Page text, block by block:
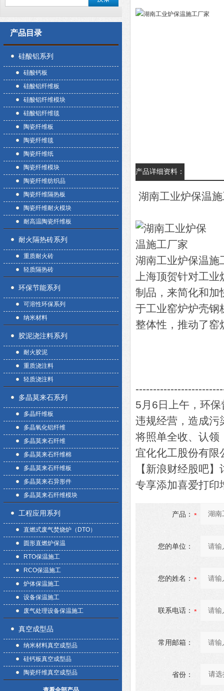
产品目录
硅酸铝系列
硅酸钙板
硅酸铝纤维板
硅酸铝纤维模块
硅酸铝纤维毯
陶瓷纤维板
陶瓷纤维毯
陶瓷纤维纸
陶瓷纤维模块
陶瓷纤维纺织品
陶瓷纤维隔热板
陶瓷纤维耐火模块
耐高温陶瓷纤维板
耐火隔热砖系列
重质耐火砖
轻质隔热砖
环保节能系列
可溶性环保系列
纳米材料
胶泥浇注料系列
耐火胶泥
重质浇注料
轻质浇注料
多晶莫来石系列
多晶纤维板
多晶氧化铝纤维
多晶莫来石纤维
多晶莫来石纤维棉
多晶莫来石纤维板
多晶莫来石异形件
多晶莫来石纤维模块
工程应用系列
直燃式废气焚烧炉（DTO）
圆形直燃炉保温
RTO保温施工
RCO保温施工
炉体保温施工
设备保温施工
废气处理设备保温施工
真空成型品
纳米材料真空成型品
硅钙板真空成型品
陶瓷纤维真空成型品
产品详细资料：
湖南工业炉保温
湖南工业炉保温施
上海顶贺针对工业
制品，来简化和加
于工业窑炉炉壳钢
整体性，推动了
5月6日上午，环
违规经营，造成污
将照单全收、认领
宜化化工股份有
【新浪财经股吧
专享添加喜爱打印
产品：
您的单位：
您的姓名：
联系电话：
常用邮箱：
省份：